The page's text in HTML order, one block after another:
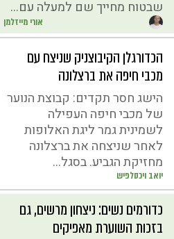
אורי מייזלמן
שבטוח מחייך שם למעלה עם...
יואב ויכסלפיש
הכדורגלן הקיבוצניק שניצח עם
מכבי חיפה את ברצלונה
הישג חסר תקדים: קבוצת הנוער
של מכבי חיפה העפילה
לשמינית גמר ליגת האלופות
לאחר שניצחה את ברצלונה
מחזיקת הגביע. בסגל...
כדורמים נשים: ניצחון מרשים, גם
בזכות השוערת מאפיקים